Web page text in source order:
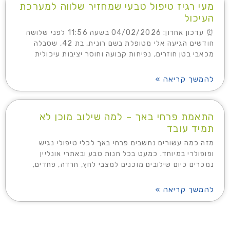
מעי רגיז טיפול טבעי שמחזיר שלווה למערכת
העיכול
⏰ עדכון אחרון: 04/02/2026 בשעה 11:56 לפני שלושה
חודשים הגיעה אלי מטופלת בשם רונית, בת 42, שסבלה
מכאבי בטן חוזרים, נפיחות קבועה וחוסר יציבות עיכולית
להמשך קריאה »
התאמת פרחי באך – למה שילוב מוכן לא
תמיד עובד
מזה כמה עשורים נחשבים פרחי באך לכלי טיפולי נגיש
ופופולרי במיוחד. כמעט בכל חנות טבע ובאתרי אונליין
נמכרים כיום שילובים מוכנים למצבי לחץ, חרדה, פחדים,
להמשך קריאה »